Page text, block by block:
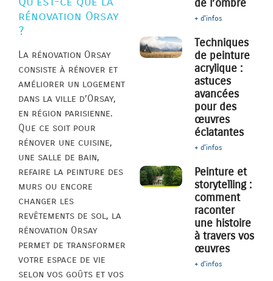
rénovation Orsay
?
La rénovation Orsay
consiste à rénover et
améliorer un logement
dans la ville d’Orsay,
en région parisienne.
Que ce soit pour
rénover une cuisine,
une salle de bain,
refaire la peinture des
murs ou encore
changer les
revêtements de sol, la
rénovation Orsay
permet de transformer
votre espace de vie
selon vos goûts et vos
de l’ombre
+ d'infos
Techniques
de peinture
acrylique :
astuces
avancées
pour des
œuvres
éclatantes
+ d'infos
Peinture et
storytelling :
comment
raconter
une histoire
à travers vos
œuvres
+ d'infos